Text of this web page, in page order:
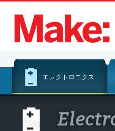
エレクトロニクス